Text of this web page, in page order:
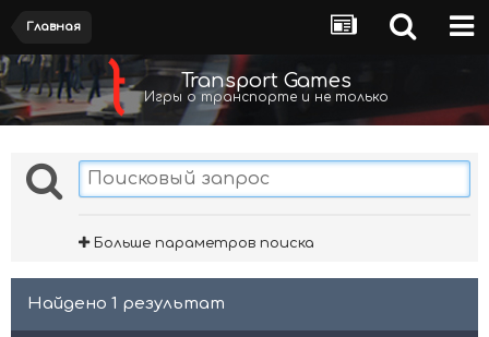
Главная
Transport Games
Игры о транспорте и не только
Больше параметров поиска
Найдено 1 результат